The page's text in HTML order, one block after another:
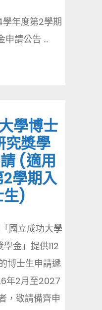
學年度第2學期
申請公告 ...
學博士
究獎學
(適用
2學期入
生)
國立成功大學
金」提供112
博士生申請遞
年2月至2027
，敬請備齊申